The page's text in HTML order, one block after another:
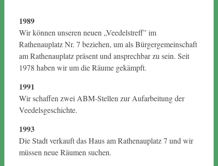
1989
Wir können unseren neuen „Veedelstreff” im
Rathenauplatz Nr. 7 beziehen, um als Bürgergemeinschaft
am Rathenauplatz präsent und ansprechbar zu sein. Seit
1978 haben wir um die Räume gekämpft.
1991
Wir schaffen zwei ABM-Stellen zur Aufarbeitung der
Veedelsgeschichte.
1993
Die Stadt verkauft das Haus am Rathenauplatz 7 und wir
müssen neue Räumen suchen.